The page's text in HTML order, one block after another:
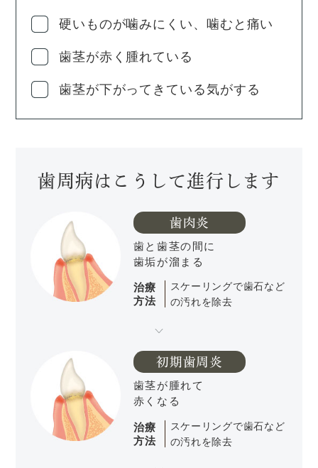
硬いものが噛みにくい、噛むと痛い
歯茎が赤く腫れている
歯茎が下がってきている気がする
歯周病はこうして進行します
歯肉炎
歯と歯茎の間に
歯垢が溜まる
治療
方法
スケーリングで歯石など
の汚れを除去
初期歯周炎
歯茎が腫れて
赤くなる
治療
方法
スケーリングで歯石など
の汚れを除去